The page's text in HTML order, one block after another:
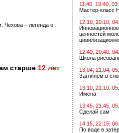
Чехова – легенда о
старше 12 лет
11:40, 19:40,
Мастер-класс
12:10, 20:10,
ценностей
12:40, 20:40,
Школа
13:04, 21:04,
Заглянем в
13:10, 21:10,
Имена
13:45, 21:45,
Сделай сам
14:15, 22:15,
По воде в